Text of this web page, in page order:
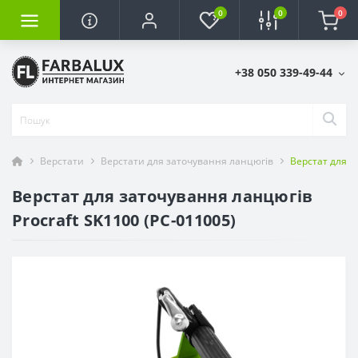
0 0 0
+38 050 339-49-44
Верстати Верстати для заточування ланцюгів Верстат для
Верстат для заточування ланцюгів
Procraft SK1100 (PC-011005)